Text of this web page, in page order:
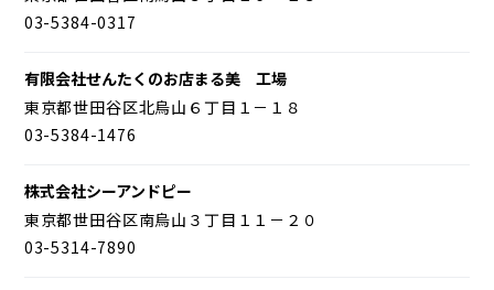
03-5384-0317
有限会社せんたくのお店まる美 工場
東京都世田谷区北烏山６丁目１－１８
03-5384-1476
株式会社シーアンドピー
東京都世田谷区南烏山３丁目１１－２０
03-5314-7890